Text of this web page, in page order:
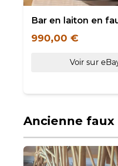
Bar en laiton en
990,00 €
Voir sur
Ancienne faux